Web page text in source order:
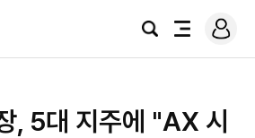
검
전
로
그
, 5대 지주에 "AX 시